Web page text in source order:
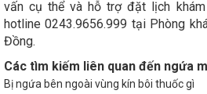
vấn cụ thể và hỗ trợ đặt lịch
hotline 0243.9656.999 tại Phòng
Đồng.
Các tìm kiếm liên quan đến ngứa
Bị ngứa bên ngoài vùng kín bôi thuốc gì